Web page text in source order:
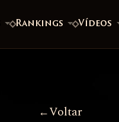
Rankings Vídeos
Voltar